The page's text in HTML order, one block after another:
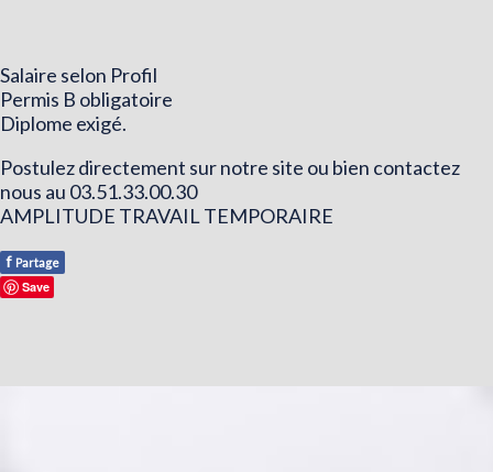
Salaire selon Profil
Permis B obligatoire
Diplome exigé.
Postulez directement sur notre site ou bien contactez
nous au 03.51.33.00.30
AMPLITUDE TRAVAIL TEMPORAIRE
f Partage
Save